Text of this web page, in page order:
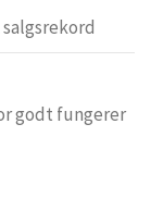
godt fungerer